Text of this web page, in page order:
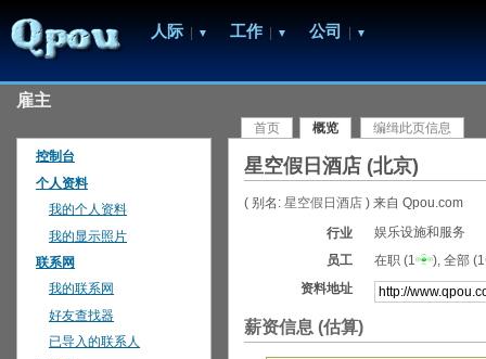
人际 ▼ 工作 ▼ 公司 ▼
雇主
首页 概览 编缉此页信息
星空假日酒店 (北京)
( 别名: 星空假日酒店 ) 来自 Qpou.com
行业
娱乐设施和服务
员工
在职 (1
), 全部 (1
资料地址
薪资信息 (估算)
控制台
个人资料
我的个人资料
我的显示照片
联系网
我的联系网
好友查找器
已导入的联系人